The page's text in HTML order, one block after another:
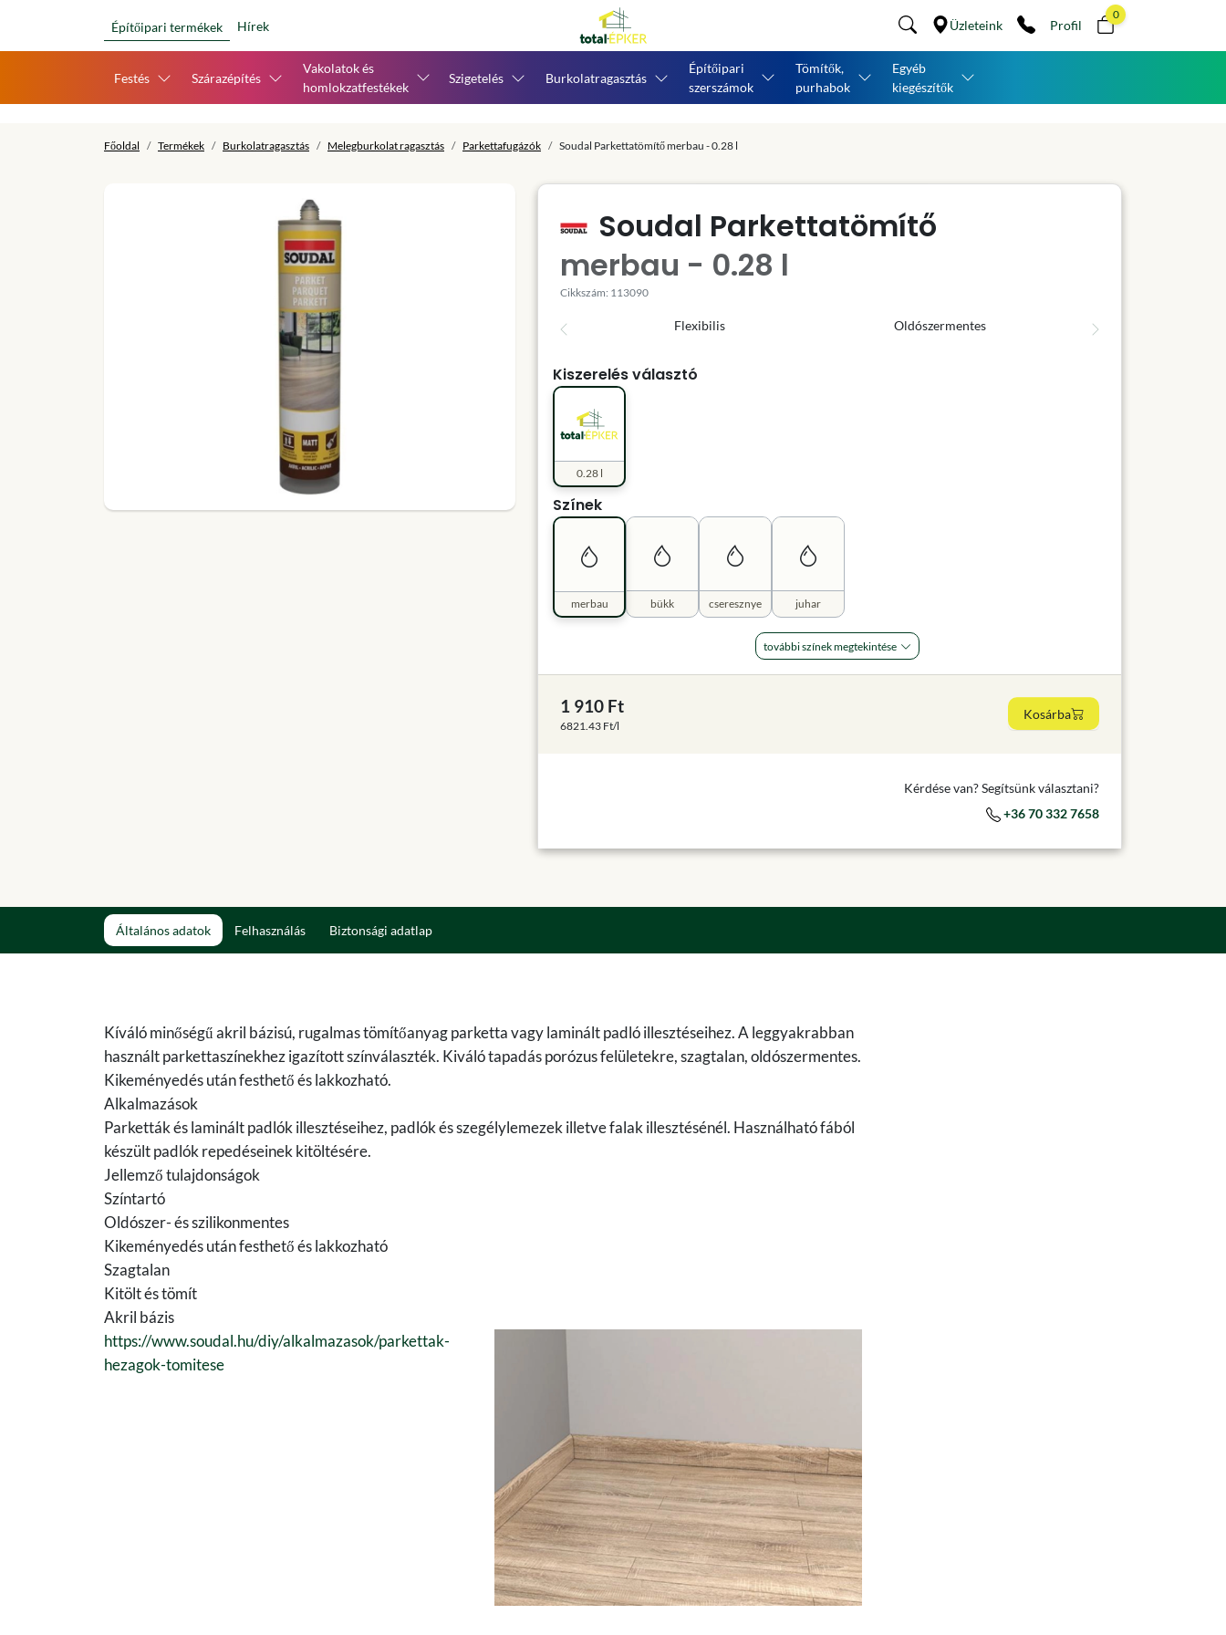
Építőipari termékek Hírek Üzleteink Profil
0
Festés Szárazépítés
Vakolatok és
homlokzatfestékek
Szigetelés Burkolatragasztás
Építőipari
szerszámok
Tömítők,
purhabok
Egyéb
kiegészítők
Főoldal Termékek Burkolatragasztás Melegburkolat ragasztás Parkettafugázók Soudal Parkettatömítő merbau - 0.28 l
Soudal Parkettatömítő
merbau - 0.28 l
Cikkszám: 113090
Flexibilis Oldószermentes
Kiszerelés választó
0.28 l
Színek
bükk cseresznye juhar
merbau
további színek megtekintése
1 910 Ft
6821.43 Ft/l
Kosárba
Kérdése van? Segítsünk választani?
+36 70 332 7658
Általános adatok Felhasználás Biztonsági adatlap
Kíváló minőségű akril bázisú, rugalmas tömítőanyag parketta vagy laminált padló illesztéseihez. A leggyakrabban
használt parkettaszínekhez igazított színválaszték. Kiváló tapadás porózus felületekre, szagtalan, oldószermentes.
Kikeményedés után festhető és lakkozható.
Alkalmazások
Parketták és laminált padlók illesztéseihez, padlók és szegélylemezek illetve falak illesztésénél. Használható fából
készült padlók repedéseinek kitöltésére.
Jellemző tulajdonságok
Színtartó
Oldószer- és szilikonmentes
Kikeményedés után festhető és lakkozható
Szagtalan
Kitölt és tömít
Akril bázis
https://www.soudal.hu/diy/alkalmazasok/parkettak-
hezagok-tomitese